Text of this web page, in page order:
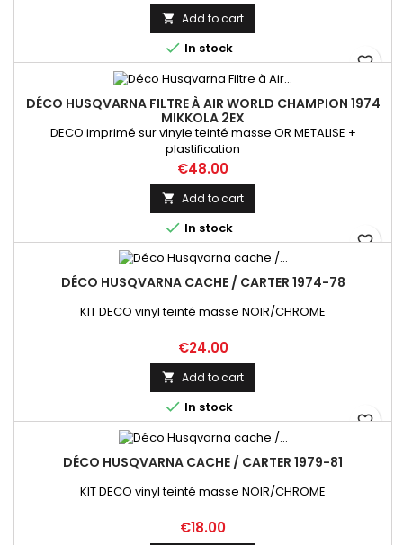
 Add to cart
 In stock
favorite_border
DÉCO HUSQVARNA FILTRE À AIR WORLD CHAMPION 1974
MIKKOLA 2EX
DECO imprimé sur vinyle teinté masse OR METALISE +
plastification
Price
€48.00
 Add to cart
 In stock
favorite_border
DÉCO HUSQVARNA CACHE / CARTER 1974-78
KIT DECO vinyl teinté masse NOIR/CHROME
Price
€24.00
 Add to cart
 In stock
favorite_border
DÉCO HUSQVARNA CACHE / CARTER 1979-81
KIT DECO vinyl teinté masse NOIR/CHROME
Price
€18.00